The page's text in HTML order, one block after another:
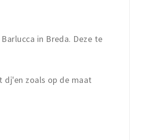
in Breda. Deze te
dj'en zoals op de maat